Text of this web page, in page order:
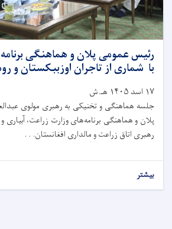
رئیس عمومی پلان و هماهنگی
با شماری از تاجران اوزببکستان و
۱۷ اسد ۱۴۰۵ هـ.ش
جلسه هماهنگی و تخنیکی به رهبری مولوی
پلان و هماهنگی برنامه‌های وزارت زراعت،
رهبری اتاق زراعت و مالداری افغانستان. . .
بیشتر